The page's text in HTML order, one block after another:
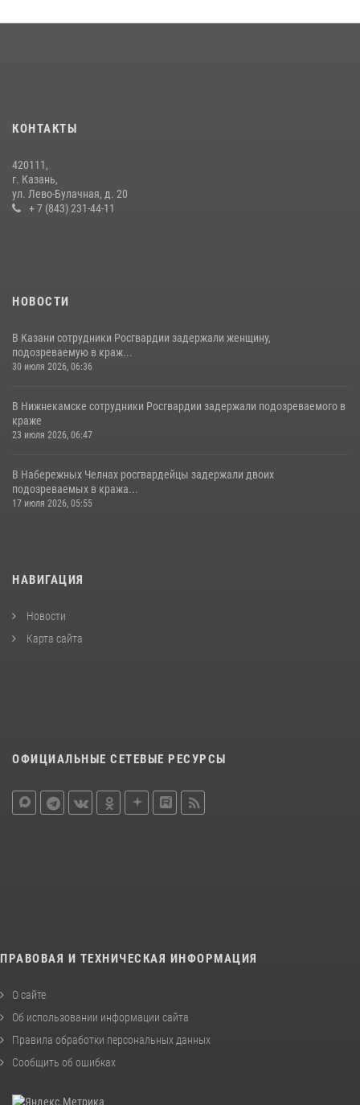
28 июля 2026, 09:38
в краже из магазина
10 июля 2026, 12:50
КОНТАКТЫ
420111,
г. Казань,
ул. Лево-Булачная, д. 20
+ 7 (843) 231-44-11
НОВОСТИ
В Казани сотрудники Росгвардии задержали женщину,
подозреваемую в краж...
30 июля 2026, 06:36
В Нижнекамске сотрудники Росгвардии задержали подозреваемого в
краже
23 июля 2026, 06:47
В Набережных Челнах росгвардейцы задержали двоих
подозреваемых в кража...
17 июля 2026, 05:55
НАВИГАЦИЯ
Новости
Карта сайта
ОФИЦИАЛЬНЫЕ СЕТЕВЫЕ РЕСУРСЫ
ПРАВОВАЯ И ТЕХНИЧЕСКАЯ ИНФОРМАЦИЯ
О сайте
Об использовании информации сайта
Правила обработки персональных данных
Сообщить об ошибках